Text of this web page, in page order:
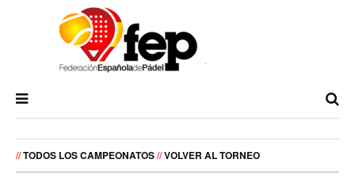
//TODOS LOS CAMPEONATOS//VOLVER AL TORNEO